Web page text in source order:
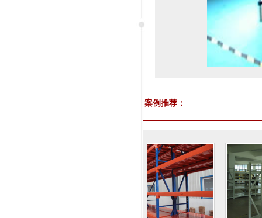
案例推荐：